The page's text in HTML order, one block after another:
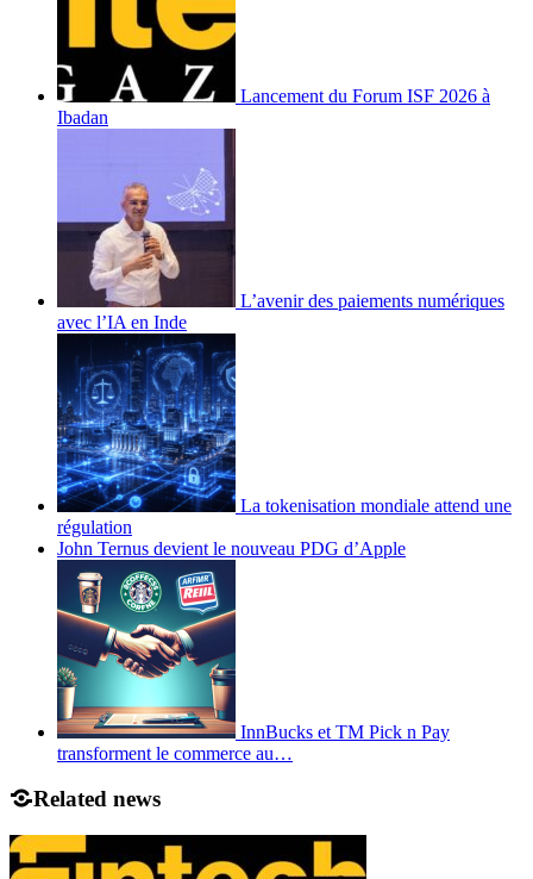
Lancement du Forum ISF 2026 à
Ibadan
L’avenir des paiements numériques
avec l’IA en Inde
La tokenisation mondiale attend une
régulation
John Ternus devient le nouveau PDG d’Apple
InnBucks et TM Pick n Pay
transforment le commerce au…
Related news